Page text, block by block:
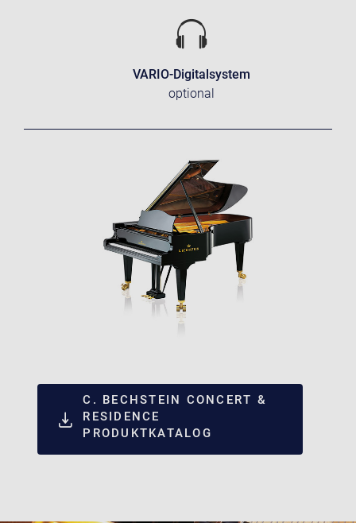
VARIO-Digitalsystem
optional
C. BECHSTEIN CONCERT &
RESIDENCE
PRODUKTKATALOG